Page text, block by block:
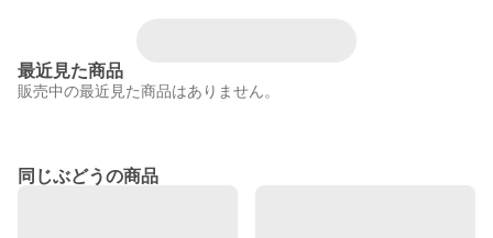
最近見た商品
販売中の最近見た商品はありません。
同じぶどうの商品